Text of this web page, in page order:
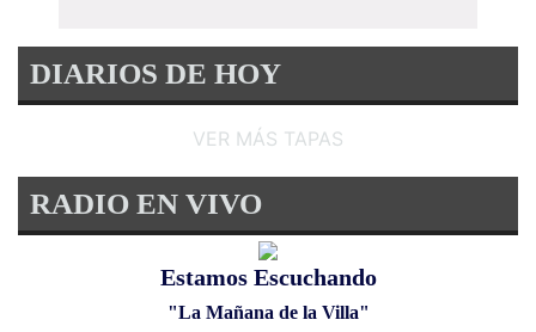
DIARIOS DE HOY
VER MÁS TAPAS
RADIO EN VIVO
Estamos Escuchando
"La Mañana de la Villa"